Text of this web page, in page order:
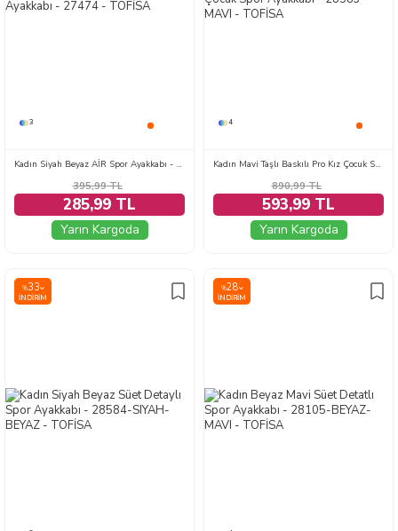
3
Kadın Siyah Beyaz AİR Spor Ayakkabı - 27474
395,99TL
285,99 TL
Yarın Kargoda
4
Kadın Mavi Taşlı Baskılı Pro Kız Çocuk Spor Ayakkabı - 28583-MAVI
890,99TL
593,99 TL
Yarın Kargoda
%33
İNDIRIM
%28
İNDIRIM